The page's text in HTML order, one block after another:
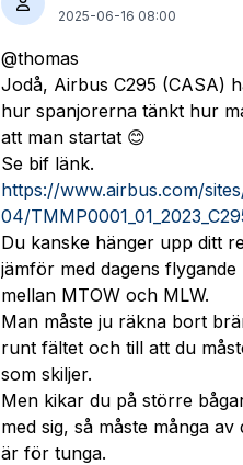
2025-06-16 08:00
@thomas
Jodå, Airbus C295 (CASA)
hur spanjorerna tänkt hur
att man startat 😊
Se bif länk.
https://www.airbus.com/
04/
Du kanske hänger upp ditt
jämför med dagens
mellan MTOW och MLW.
Man måste ju räkna bort
runt fältet och till att du
som skiljer.
Men kikar du på större
med sig, så måste många
är för tunga.